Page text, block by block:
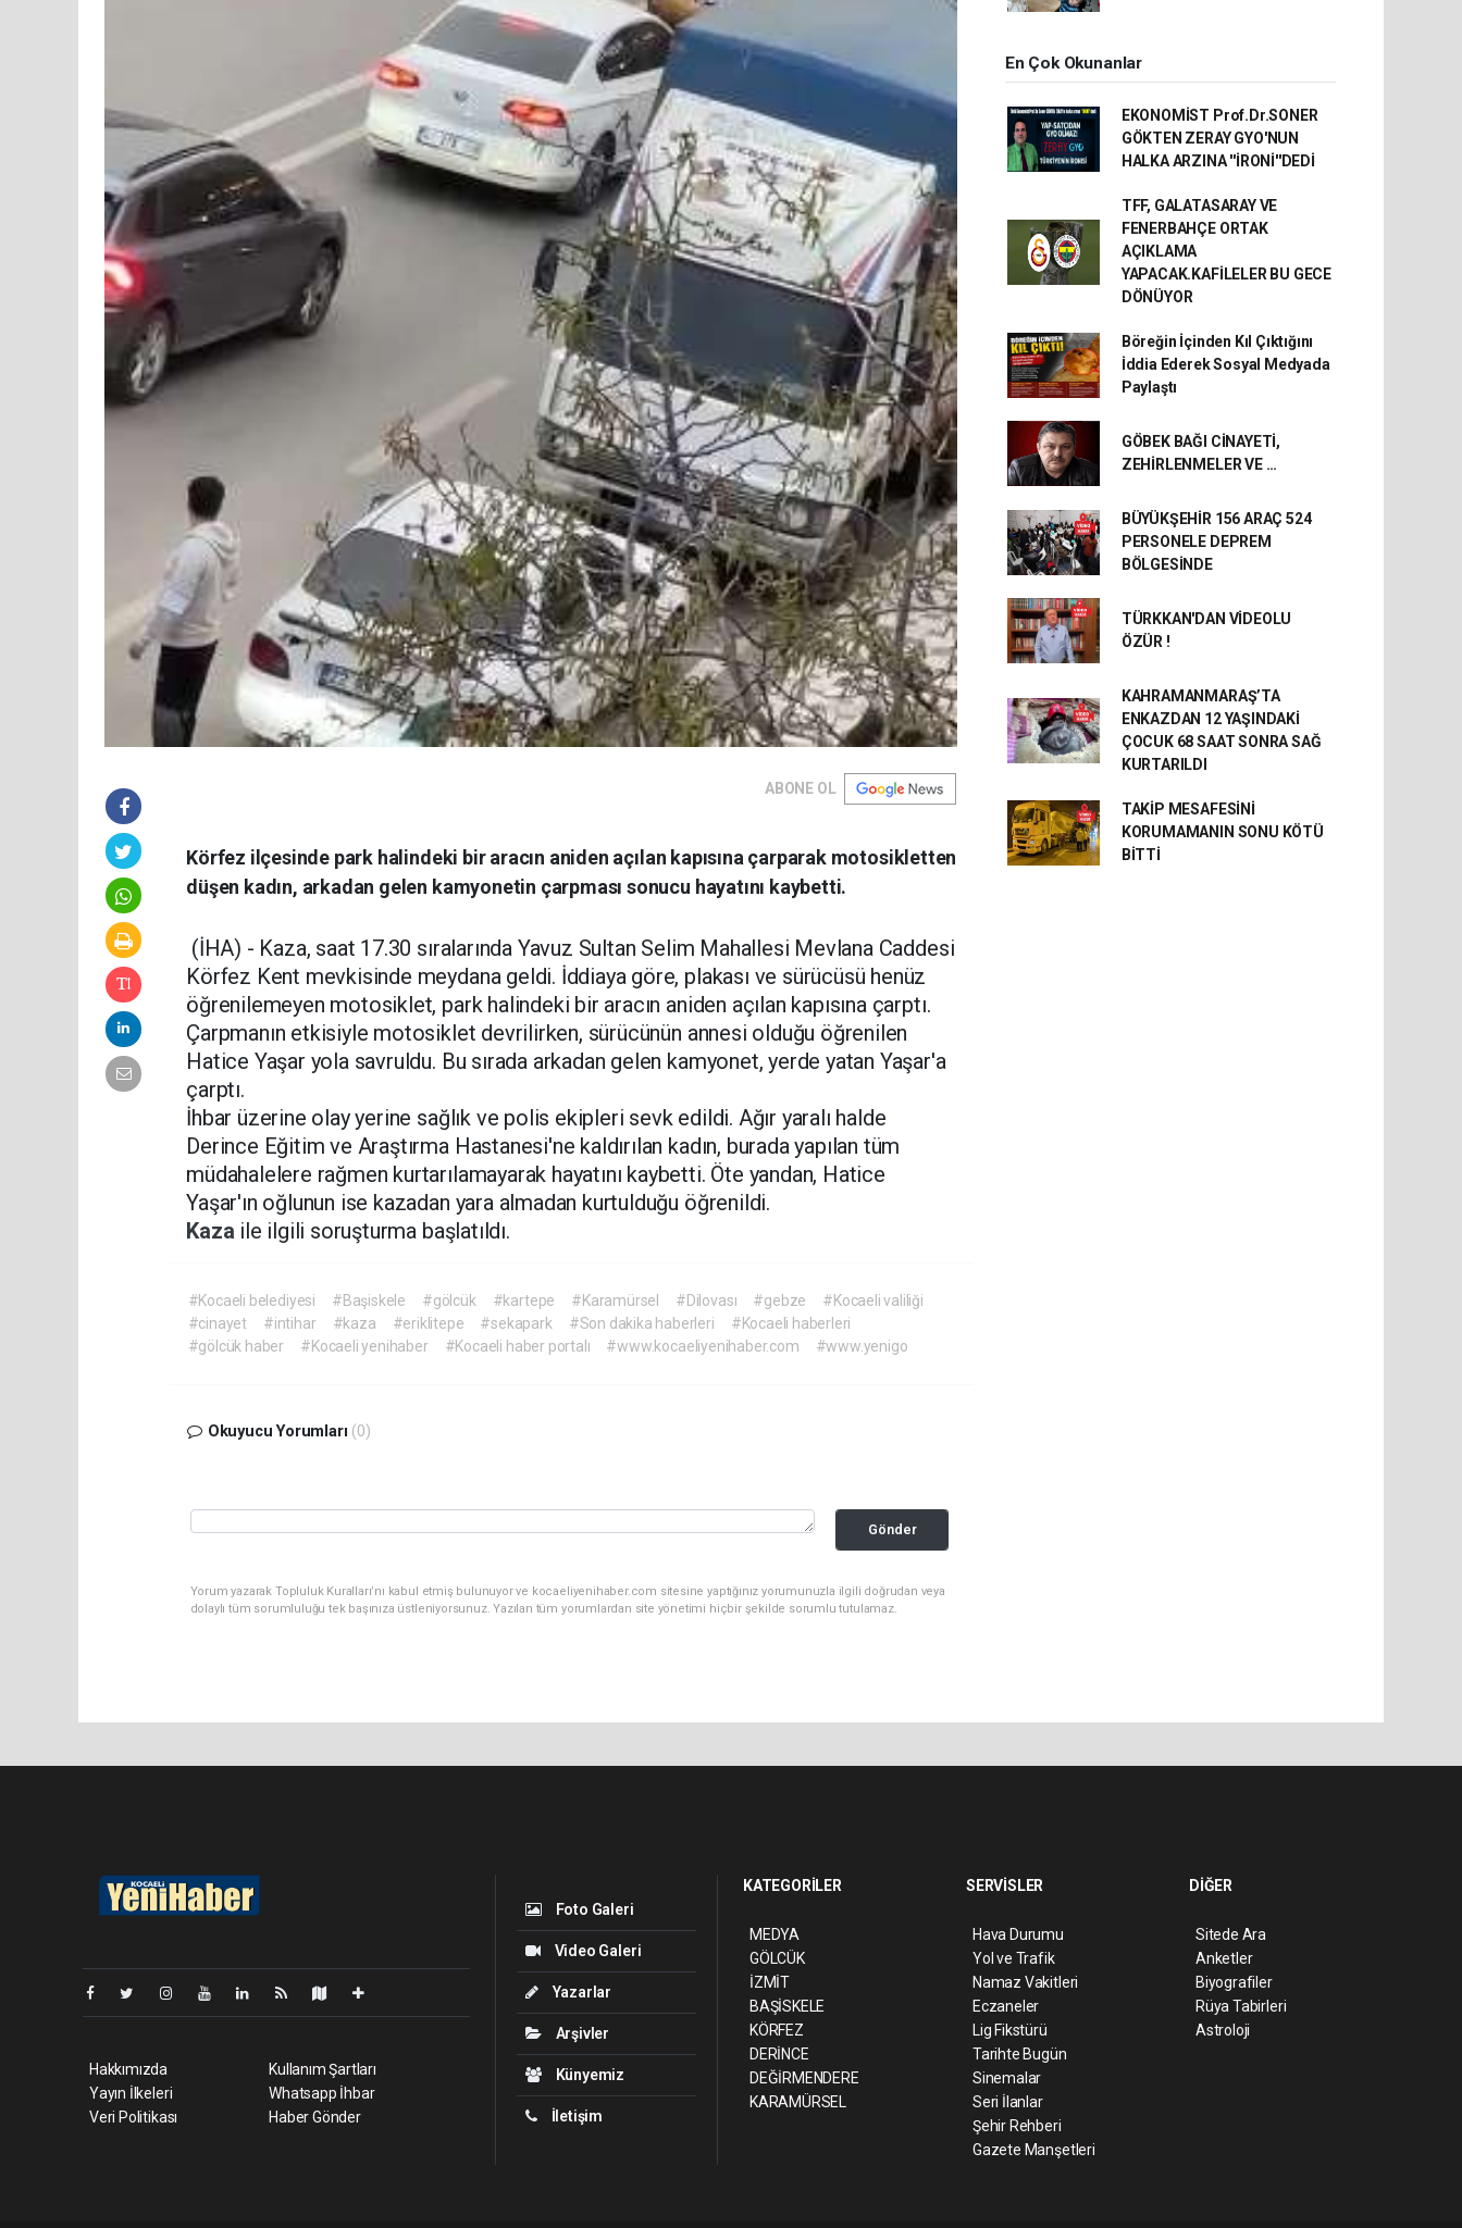
ABONE OL
Körfez ilçesinde park halindeki bir aracın aniden açılan kapısına çarparak motosikletten
düşen kadın, arkadan gelen kamyonetin çarpması sonucu hayatını kaybetti.
(İHA) - Kaza, saat 17.30 sıralarında Yavuz Sultan Selim Mahallesi Mevlana Caddesi
Körfez Kent mevkisinde meydana geldi. İddiaya göre, plakası ve sürücüsü henüz
öğrenilemeyen motosiklet, park halindeki bir aracın aniden açılan kapısına çarptı.
Çarpmanın etkisiyle motosiklet devrilirken, sürücünün annesi olduğu öğrenilen
Hatice Yaşar yola savruldu. Bu sırada arkadan gelen kamyonet, yerde yatan Yaşar'a
çarptı.
İhbar üzerine olay yerine sağlık ve polis ekipleri sevk edildi. Ağır yaralı halde
Derince Eğitim ve Araştırma Hastanesi'ne kaldırılan kadın, burada yapılan tüm
müdahalelere rağmen kurtarılamayarak hayatını kaybetti. Öte yandan, Hatice
Yaşar'ın oğlunun ise kazadan yara almadan kurtulduğu öğrenildi.
Kaza ile ilgili soruşturma başlatıldı.
#Kocaeli belediyesi #Başiskele #gölcük #kartepe #Karamürsel #Dilovası #gebze
#Kocaeli valiliği
#cinayet
#intihar #kaza #eriklitepe #sekapark #Son dakika haberleri
#Kocaeli haberleri
#gölcük haber
#Kocaeli yenihaber #Kocaeli haber portalı #www.kocaeliyenihaber.com #www.yenigo
Okuyucu Yorumları (0)
Gönder
Yorum yazarak Topluluk Kuralları’nı kabul etmiş bulunuyor ve kocaeliyenihaber.com sitesine yaptığınız yorumunuzla ilgili doğrudan veya
dolaylı tüm sorumluluğu tek başınıza üstleniyorsunuz. Yazılan tüm yorumlardan site yönetimi hiçbir şekilde sorumlu tutulamaz.
En Çok Okunanlar
EKONOMİST Prof.Dr.SONER
GÖKTEN ZERAY GYO'NUN
HALKA ARZINA ''İRONİ''DEDİ
TFF, GALATASARAY VE
FENERBAHÇE ORTAK
AÇIKLAMA
YAPACAK.KAFİLELER BU GECE
DÖNÜYOR
Böreğin İçinden Kıl Çıktığını
İddia Ederek Sosyal Medyada
Paylaştı
GÖBEK BAĞI CİNAYETİ,
ZEHİRLENMELER VE …
BÜYÜKŞEHİR 156 ARAÇ 524
PERSONELE DEPREM
BÖLGESİNDE
TÜRKKAN'DAN VİDEOLU
ÖZÜR !
KAHRAMANMARAŞ’TA
ENKAZDAN 12 YAŞINDAKİ
ÇOCUK 68 SAAT SONRA SAĞ
KURTARILDI
TAKİP MESAFESİNİ
KORUMAMANIN SONU KÖTÜ
BİTTİ
Hakkımızda
Yayın İlkeleri
Veri Politikası
Kullanım Şartları
Whatsapp İhbar
Haber Gönder
Foto Galeri
Video Galeri
Yazarlar
Arşivler
Künyemiz
İletişim
KATEGORİLER
MEDYA
GÖLCÜK
İZMİT
BAŞİSKELE
KÖRFEZ
DERİNCE
DEĞİRMENDERE
KARAMÜRSEL
SERVİSLER
Hava Durumu
Yol ve Trafik
Namaz Vakitleri
Eczaneler
Lig Fikstürü
Tarihte Bugün
Sinemalar
Seri İlanlar
Şehir Rehberi
Gazete Manşetleri
DİĞER
Sitede Ara
Anketler
Biyografiler
Rüya Tabirleri
Astroloji